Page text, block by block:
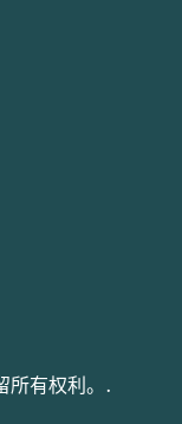
所有权利。.